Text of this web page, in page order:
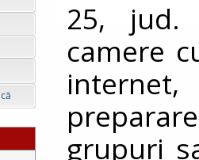
25, jud.
camere
grupuri